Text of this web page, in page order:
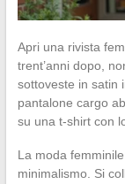
Apri una rivista
trent’anni dopo,
sottoveste in satin
pantalone cargo
su una t-shirt con
La moda
minimalismo. Si